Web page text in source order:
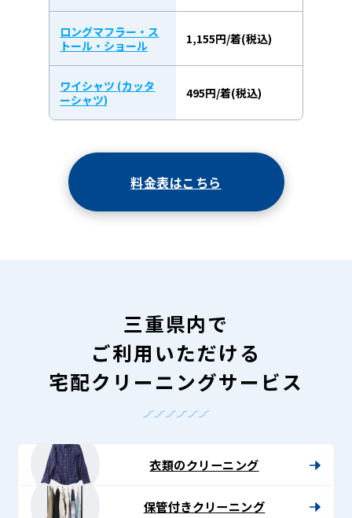
ロングマフラー・ス
トール・ショール
1,155円/着(税込)
ワイシャツ (カッタ
ーシャツ)
495円/着(税込)
料金表はこちら
三重県内で
ご利用いただける
宅配クリーニングサービス
衣類のクリーニング
保管付きクリーニング